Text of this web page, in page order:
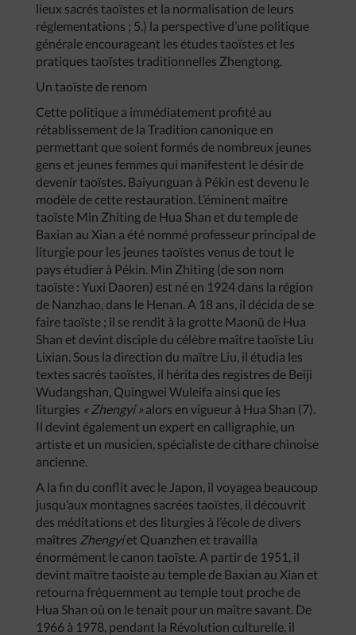
lieux sacrés taoïstes et la normalisation de leurs
réglementations ; 5.) la perspective d’une politique
générale encourageant les études taoïstes et les
pratiques taoïstes traditionnelles Zhengtong.
Un taoïste de renom
Cette politique a immédiatement profité au
rétablissement de la Tradition canonique en
permettant que soient formés de nombreux jeunes
gens et jeunes femmes qui manifestent le désir de
devenir taoïstes. Baiyunguan à Pékin est devenu le
modèle de cette restauration. L’éminent maître
taoïste Min Zhiting de Hua Shan et du temple de
Baxian au Xian a été nommé professeur principal de
liturgie pour les jeunes taoïstes venus de tout le
pays étudier à Pékin. Min Zhiting (de son nom
taoïste : Yuxi Daoren) est né en 1924 dans la région
de Nanzhao, dans le Henan. A 18 ans, il décida de se
faire taoïste ; il se rendit à la grotte Maonü de Hua
Shan et devint disciple du célèbre maître taoïste Liu
Lixian. Sous la direction du maître Liu, il étudia les
textes sacrés taoïstes, il hérita des registres de Beiji
Wudangshan, Quingwei Wuleifa ainsi que les
liturgies « Zhengyi » alors en vigueur à Hua Shan (7).
Il devint également un expert en calligraphie, un
artiste et un musicien, spécialiste de cithare chinoise
ancienne.
A la fin du conflit avec le Japon, il voyagea beaucoup
jusqu’aux montagnes sacrées taoïstes, il découvrit
des méditations et des liturgies à l’école de divers
maîtres Zhengyiet Quanzhen et travailla
énormément le canon taoïste. A partir de 1951, il
devint maître taoiste au temple de Baxian au Xian et
retourna fréquemment au temple tout proche de
Hua Shan où on le tenait pour un maître savant. De
1966 à 1978, pendant la Révolution culturelle, il